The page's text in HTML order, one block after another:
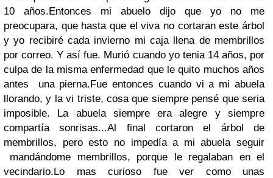
10 años.Entonces mi abuelo dijo que yo no me
preocupara, que hasta que el viva no cortaran este árbol
y yo recibiré cada invierno mi caja llena de membrillos
por correo. Y así fue. Murió cuando yo tenia 14 años, por
culpa de la misma enfermedad que le quito muchos años
antes una pierna.Fue entonces cuando vi a mi abuela
llorando, y la vi triste, cosa que siempre pensé que seria
imposible. La abuela siempre era alegre y siempre
compartía sonrisas...Al final cortaron el árbol de
membrillos, pero esto no impedía a mi abuela seguir
mandándome membrillos, porque le regalaban en el
vecindario.Lo mas curioso fue ver como unas